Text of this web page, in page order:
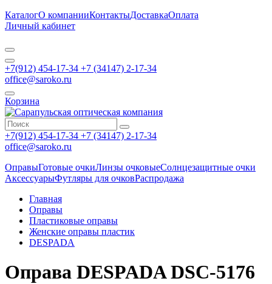
КаталогО компанииКонтактыДоставкаОплата
Личный кабинет
+7(912) 454-17-34 +7 (34147) 2-17-34
office@saroko.ru
Корзина
+7(912) 454-17-34 +7 (34147) 2-17-34
office@saroko.ru
ОправыГотовые очкиЛинзы очковыеСолнцезащитные очки
АксессуарыФутляры для очковРаспродажа
Главная
Оправы
Пластиковые оправы
Женские оправы пластик
DESPADA
Оправа DESPADA DSC-5176